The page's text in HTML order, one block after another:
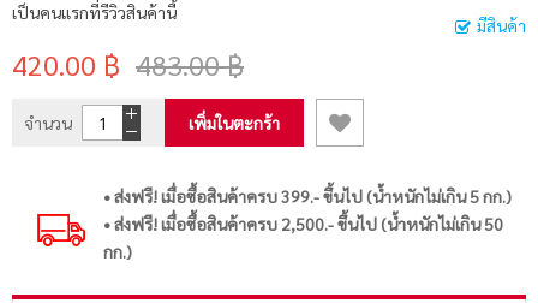
มีสินค้า
เป็นคนแรกที่รีวิวสินค้านี้
420.00 ฿ 483.00 ฿
จำนวน เพิ่มในตะกร้า
• ส่งฟรี! เมื่อซื้อสินค้าครบ 399.- ขึ้นไป (น้ำหนักไม่เกิน 5 กก.)
• ส่งฟรี! เมื่อซื้อสินค้าครบ 2,500.- ขึ้นไป (น้ำหนักไม่เกิน 50
กก.)